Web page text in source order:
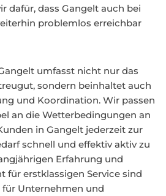
dafür, dass Gangelt auch bei
problemlos erreichbar
umfasst nicht nur das
sondern beinhaltet auch
und Koordination. Wir passen
an die Wetterbedingungen an
in Gangelt jederzeit zur
schnell und effektiv aktiv zu
Erfahrung und
für erstklassigen Service sind
Unternehmen und